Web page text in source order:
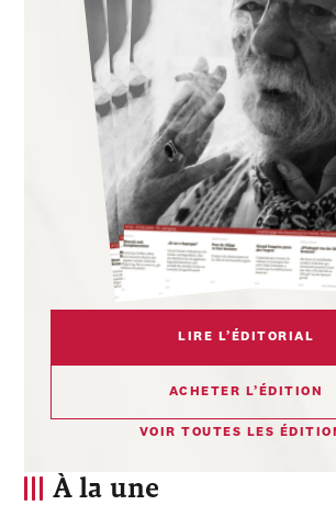
À la une
LIRE L’ÉDITORIAL
ACHETER L’ÉDITION
VOIR TOUTES LES